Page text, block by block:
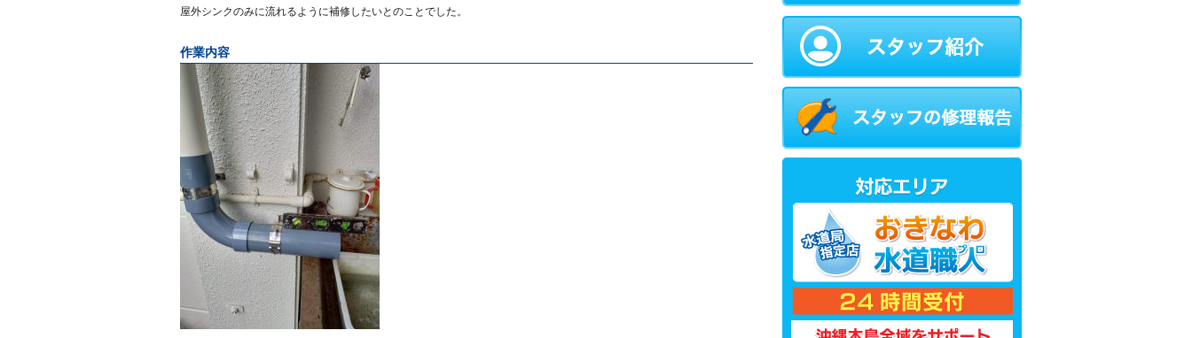
屋外シンクのみに流れるように補修したいとのことでした。
作業内容